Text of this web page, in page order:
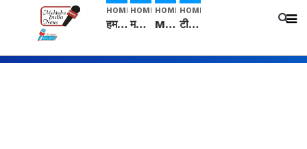
HOME
हम सनातनी..." सांसद kangana Ranaut से क्या बोली लड़की? Viral Jantar-Mantar | CJP protest
HOME
मनीषा हत्याकांड: हत्या, आत्महत्या या कोई बड़ा राज? | Full Story | Josh Haryana
HOME
Mangalsutra: हिंदू धर्म में शादी के बाद मंगलसूत्र क्यों पहनती है महिलाएं, किसने शुरु की ये परंपरा
HOME
टीम बीकेई ने एग्रीकल्चर ग्रेड की यूरिया खाद गट्टों में बदलकर टेक्निकल ग्रेड में बेचने वालों पर करवाई कार्रवाई: लखविंदर सिंह औलख